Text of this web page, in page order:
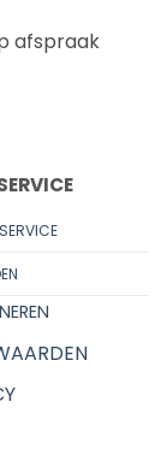
afspraak